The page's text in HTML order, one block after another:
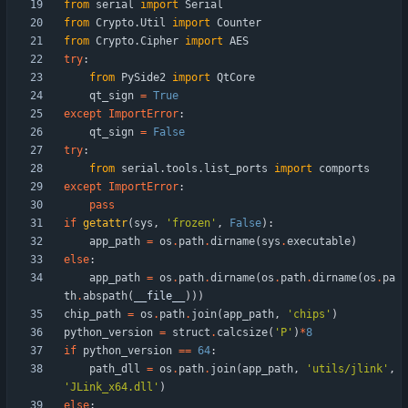
from serial import Serial
from Crypto.Util import Counter
from Crypto.Cipher import AES
try:
from
PySide2 import QtCore
qt_sign = True
except
ImportError:
qt_sign =
False
try:
from serial .tools . list_ports import
comports
except
ImportError:
pass
if getattr( sys , ' frozen ' , False) :
app_path = os . path.dirname( sys .executable)
else:
app_path = os . path.dirname(os . path.dirname(os . pa
th. abspath( __file__ ) ) )
chip_path = os . path. join( app_path, ' chips ' )
python_version = struct . calcsize( ' P ' ) *8
if python_version == 64:
path_dll = os . path. join( app_path, ' utils/jlink ' ,
' JLink_x64.dll ' )